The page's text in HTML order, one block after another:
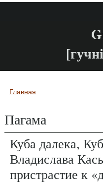
Вы здесь
Главная
Пагама
Куба далека,
Владислава
пристрастие к